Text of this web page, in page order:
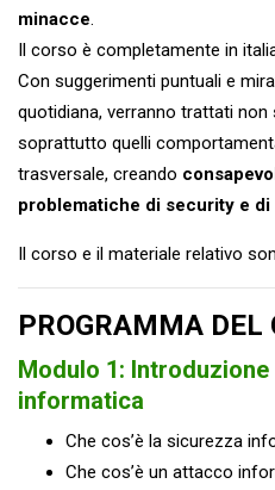
minacce.
Il corso è completamente in
Con suggerimenti puntuali e
quotidiana, verranno trattati
soprattutto quelli
trasversale, creando
problematiche di security e di
Il corso e il materiale relativo
PROGRAMMA DEL
Modulo 1:
informatica
Che cos’è la sicurezza
Che cos’è un attacco